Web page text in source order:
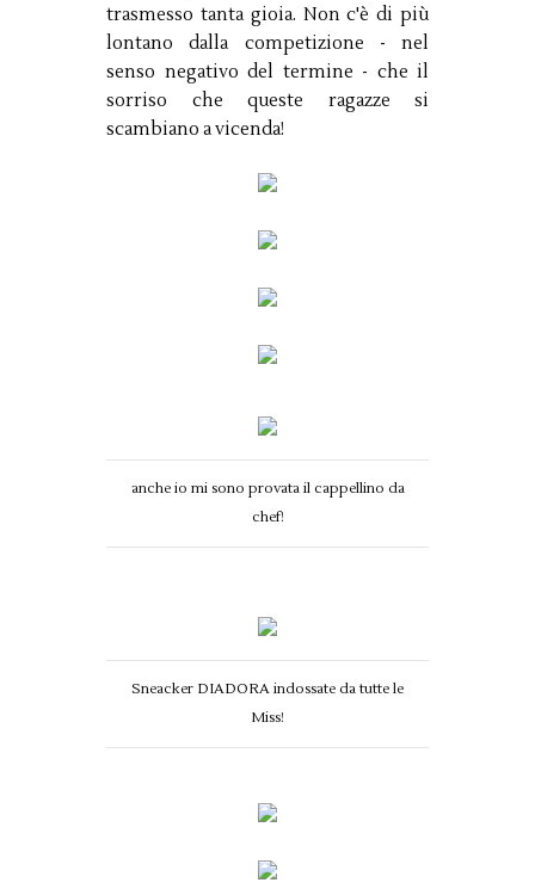
trasmesso tanta gioia. Non c'è di più
lontano dalla competizione - nel
senso negativo del termine - che il
sorriso che queste ragazze si
scambiano a vicenda!
anche io mi sono provata il cappellino da
chef!
Sneacker DIADORA indossate da tutte le
Miss!